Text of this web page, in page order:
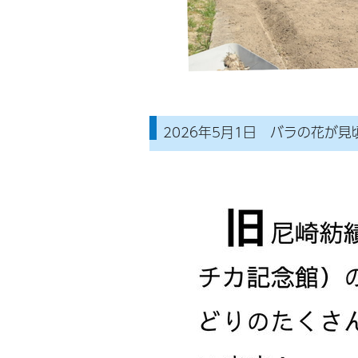
2026年5月1日 バラの花が見